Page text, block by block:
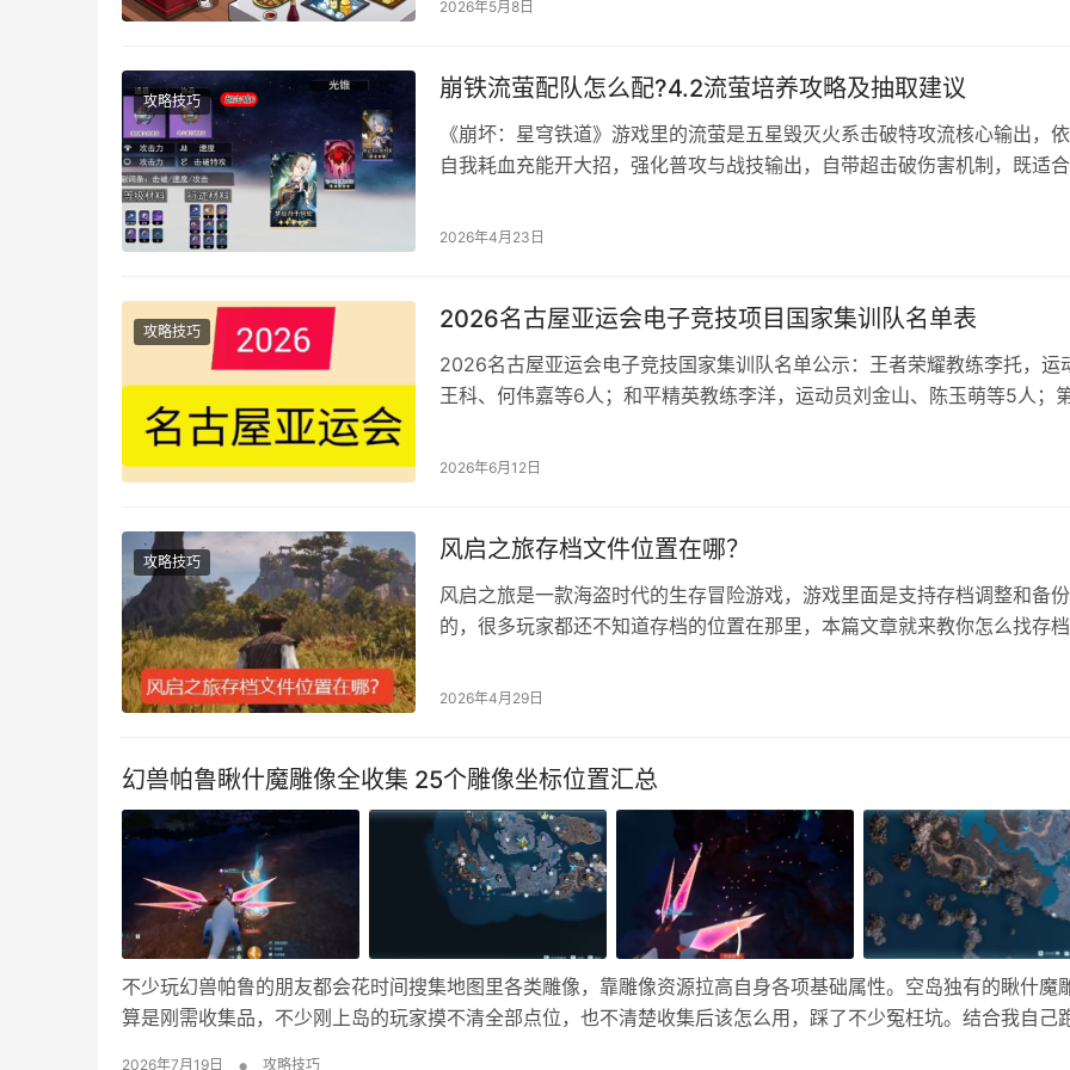
2026年5月8日
攻略技巧 崩铁流萤配队怎么配?4.2流萤培养攻略及抽取建议
《崩坏：星穹铁道》游戏里的流萤是‌五星毁灭火系击破特攻流核心输出‌，
自我耗血充能开大招，强化普攻与战技输出，自带超击破伤害机制，既适合
那么4.2版本流萤值得抽吗？下面为大家带来崩铁4.2版本流萤培养攻略及抽
2026年4月23日
攻略技巧 2026名古屋亚运会电子竞技项目国家集训队名单表
2026名古屋亚运会电子竞技国家集训队名单公示：王者荣耀教练李托，运
王科、何伟嘉等6人；和平精英教练李洋，运动员刘金山、陈玉萌等5人；
人。共4名教练、23名运动员入选。 爱知·名古屋亚运会将于9月19日至10月
2026年6月12日
攻略技巧 风启之旅存档文件位置在哪？
风启之旅是一款海盗时代的生存冒险游戏，游戏里面是支持存档调整和备份
的，很多玩家都还不知道存档的位置在那里，本篇文章就来教你怎么找存档
为： C:\Users\<你的用户名>\AppData\Local\R5\Saved\SaveProfiles 服
2026年4月29日
幻兽帕鲁瞅什魔雕像全收集 25个雕像坐标位置汇总
不少玩幻兽帕鲁的朋友都会花时间搜集地图里各类雕像，靠雕像资源拉高自身各项基础属性。空岛独有的瞅什魔
算是刚需收集品，不少刚上岛的玩家摸不清全部点位，也不清楚收集后该怎么用，踩了不少冤枉坑。结合我自己
2026年7月19日 攻略技巧